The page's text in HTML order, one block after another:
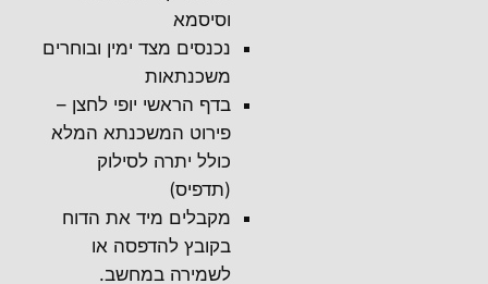
וסיסמא
נכנסים מצד ימין ובוחרים
משכנתאות
בדף הראשי יופי לחצן –
פירוט המשכנתא המלא
כולל יתרה לסילוק
(תדפיס)
מקבלים מיד את הדוח
בקובץ להדפסה או
לשמירה במחשב.